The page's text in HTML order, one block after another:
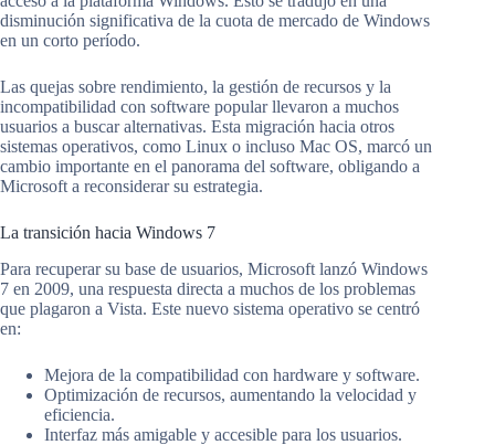
disminución significativa de la cuota de mercado de Windows
en un corto período.
Las quejas sobre rendimiento, la gestión de recursos y la
incompatibilidad con software popular llevaron a muchos
usuarios a buscar alternativas. Esta migración hacia otros
sistemas operativos, como Linux o incluso Mac OS, marcó un
cambio importante en el panorama del software, obligando a
Microsoft a reconsiderar su estrategia.
La transición hacia Windows 7
Para recuperar su base de usuarios, Microsoft lanzó Windows
7 en 2009, una respuesta directa a muchos de los problemas
que plagaron a Vista. Este nuevo sistema operativo se centró
en:
Mejora de la compatibilidad con hardware y software.
Optimización de recursos, aumentando la velocidad y
eficiencia.
Interfaz más amigable y accesible para los usuarios.